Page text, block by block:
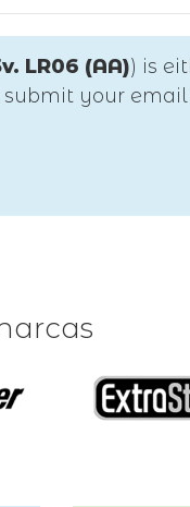
LR06 (AA)) is
your